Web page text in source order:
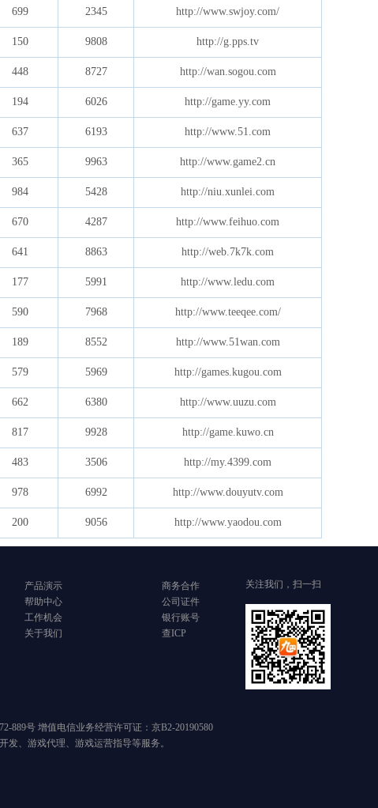
699 2345 http://www.swjoy.com/
150 9808 http://g.pps.tv
448 8727 http://wan.sogou.com
194 6026 http://game.yy.com
637 6193 http://www.51.com
365 9963 http://www.game2.cn
984 5428 http://niu.xunlei.com
670 4287 http://www.feihuo.com
641 8863 http://web.7k7k.com
177 5991 http://www.ledu.com
590 7968 http://www.teeqee.com/
189 8552 http://www.51wan.com
579 5969 http://games.kugou.com
662 6380 http://www.uuzu.com
817 9928 http://game.kuwo.cn
483 3506 http://my.4399.com
978 6992 http://www.douyutv.com
200 9056 http://www.yaodou.com
产品演示
帮助中心
工作机会
关于我们
商务合作
公司证件
银行账号
查ICP
关注我们，扫一扫
889号 增值电信业务经营许可证：京B2-20190580
、游戏代理、游戏运营指导等服务。